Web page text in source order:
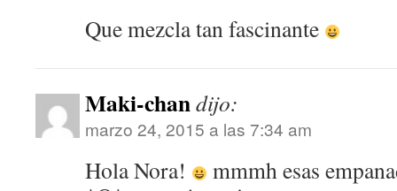
Que mezcla tan fascinante
Maki-chandijo:
marzo 24, 2015 a las 7:34 am
Hola Nora!
mmmh esas